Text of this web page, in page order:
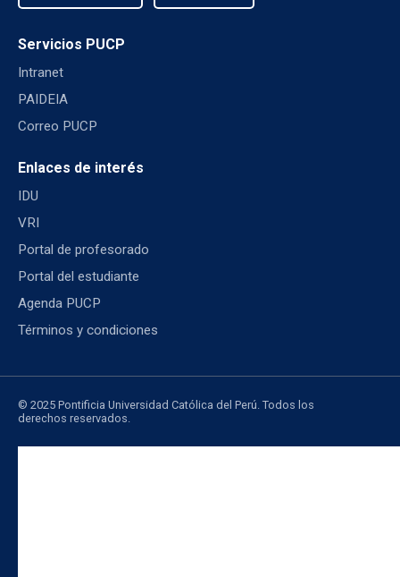
Servicios PUCP
Intranet
PAIDEIA
Correo PUCP
Enlaces de interés
IDU
VRI
Portal de profesorado
Portal del estudiante
Agenda PUCP
Términos y condiciones
© 2025 Pontificia Universidad Católica del Perú. Todos los
derechos reservados.